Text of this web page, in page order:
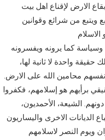
الارض لإقناع اهل بيت
ويتبع من شرائع وقوانين
كما يرونه ويفسرونه
واحدة لا ثانية لها،
محامين الله على الارض.
برأيهم هو إسلامهم، فكفروا
الشيعة، الأحمديون،
الديانات الاخرى واليساريون
ويوم النصر لاسلامهم